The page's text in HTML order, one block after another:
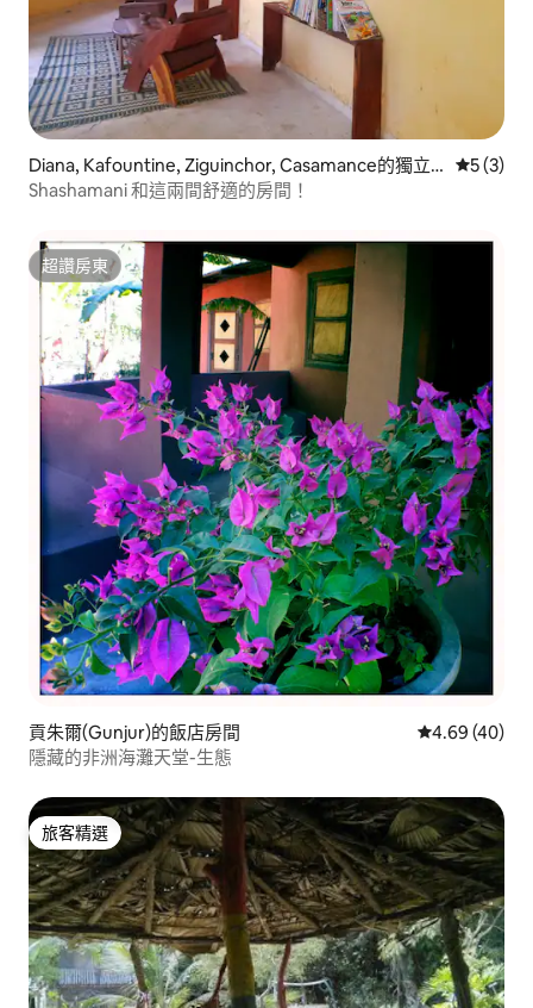
Diana, Kafountine, Ziguinchor, Casamance的獨立
房間
從 3 則評
5 (3)
Shashamani 和這兩間舒適的房間！
超讚房東
超讚房東
貢朱爾(Gunjur)的飯店房間 從 40 則評價
4.69 (40)
隱藏的非洲海灘天堂-生態
旅客精選
旅客精選